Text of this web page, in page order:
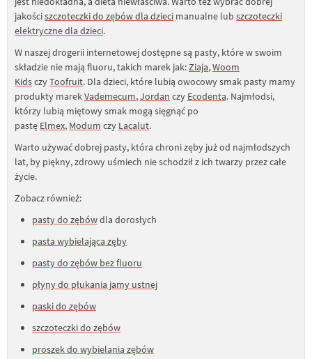
jakościszczoteczki do zębów dla dzieci manualne lub szczoteczki
elektryczne dla dzieci.
W naszej drogerii internetowej dostępne są pasty, które w swoim
składzie nie mają fluoru, takich marek jak:Ziaja,Woom
KidsczyToofruit. Dla dzieci, które lubią owocowy smak pasty mamy
produkty marekVademecum,Jordan czy Ecodenta. Najmłodsi,
którzy lubią miętowy smak mogą sięgnąć po
pastę Elmex, Modum czy Lacalut.
Warto używać dobrej pasty, która chroni zęby już od najmłodszych
lat, by piękny, zdrowy uśmiech nie schodził z ich twarzy przez całe
życie.
Zobacz również:
pasty do zębówdla dorosłych
pasta wybielająca zęby
pasty do zębów bez fluoru
płyny do płukania jamy ustnej
paski do zębów
szczoteczki do zębów
proszek do wybielania zębów